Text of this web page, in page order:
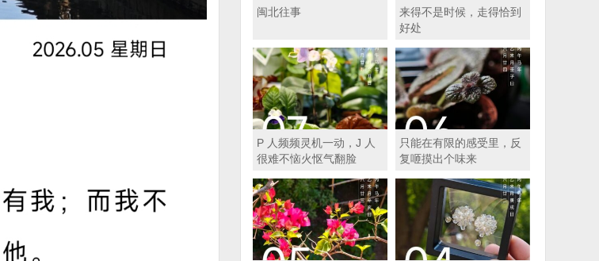
闽北往事
来得不是时候，走得恰到
好处
P 人频频灵机一动，J 人
很难不恼火怄气翻脸
只能在有限的感受里，反
复咂摸出个味来